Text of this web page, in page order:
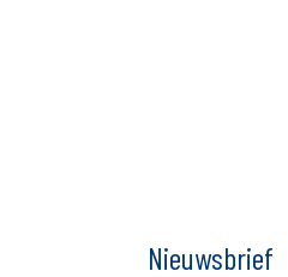
Nieuwsbrief